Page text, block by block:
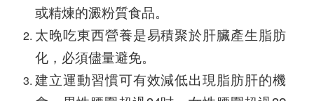
或精煉的澱粉質食品。
太晚吃東西營養是易積聚於肝臟產生脂肪
化，必須儘量避免。
建立運動習慣可有效減低出現脂肪肝的機